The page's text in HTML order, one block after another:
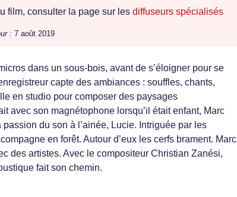
film, consulter la page sur les diffuseurs spécialisés
: 7 août 2019
dans un sous-bois, avant de s’éloigner pour se
capte des ambiances : souffles, chants,
en studio pour composer des paysages
avec son magnétophone lorsqu’il était enfant, Marc
du son à l’ainée, Lucie. Intriguée par les
en forêt. Autour d’eux les cerfs brament. Marc
des artistes. Avec le compositeur Christian Zanési,
fait son chemin.